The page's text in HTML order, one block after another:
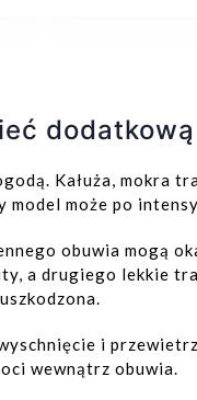
Kałuża, mokra
może po
obuwia mogą
a drugiego lekkie
i
wewnątrz obuwia.